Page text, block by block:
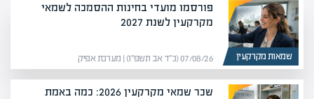
שמאות מקרקעין
פורסמו מועדי בחינות ההסמכה לשמאי
מקרקעין לשנת 2027
07/08/26 (כ״ד אב תשפ״ו) | מערכת אפיק
שכר שמאי מקרקעין 2026: כמה באמת